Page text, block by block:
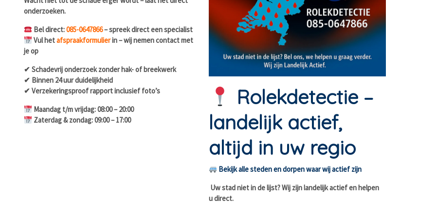
onderzoeken.
Bel direct:085-0647866– spreek direct een specialist
Vul hetafspraakformulierin – wij nemen contact met
je op
✔ Schadevrij onderzoek zonder hak- of breekwerk
✔ Binnen 24 uur duidelijkheid
✔ Verzekeringsproof rapport inclusief foto’s
Maandag t/m vrijdag: 08:00 – 20:00
Zaterdag & zondag: 09:00 – 17:00
Rolekdetectie –
landelijk actief,
altijd in uw regio
Bekijk alle steden en dorpen waar wij actief zijn
Uw stad niet in de lijst? Wij zijn landelijk actief en helpen
u direct.